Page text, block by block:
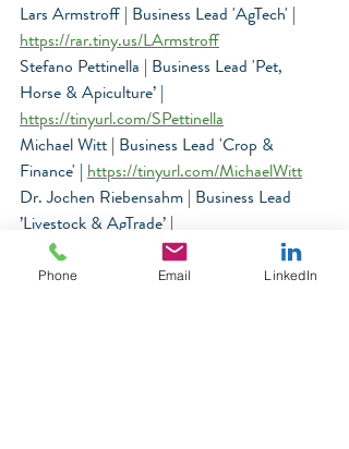
Lars Armstroff | Business Lead 'AgTech' |
https://rar.tiny.us/LArmstroff
Stefano Pettinella | Business Lead 'Pet,
Horse & Apiculture’ |
https://tinyurl.com/SPettinella
Michael Witt | Business Lead 'Crop &
Finance' | https://tinyurl.com/MichaelWitt
Dr. Jochen Riebensahm | Business Lead
’Livestock & AgTrade’ |
https://tinyurl.com/JRiebensahm
Phone Email LinkedIn